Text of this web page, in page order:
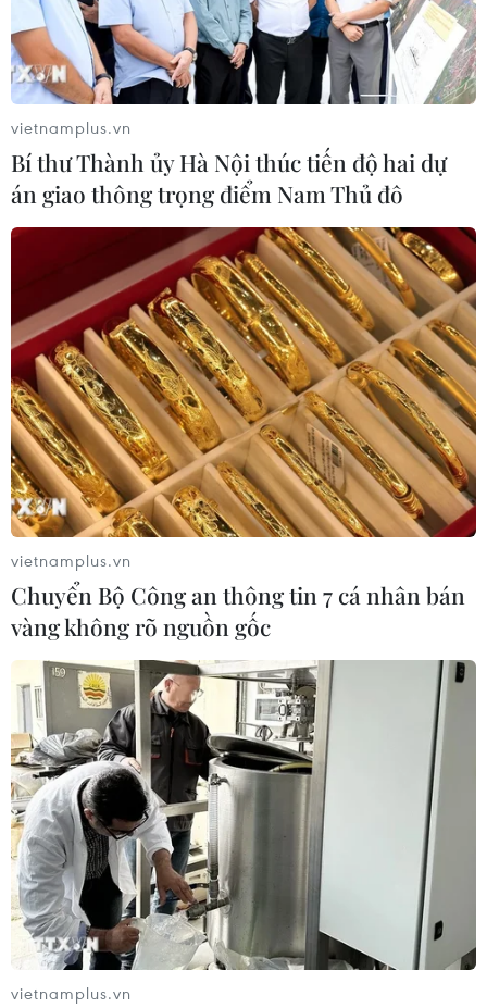
vietnamplus.vn
Bí thư Thành ủy Hà Nội thúc tiến độ hai dự
án giao thông trọng điểm Nam Thủ đô
vietnamplus.vn
Chuyển Bộ Công an thông tin 7 cá nhân bán
vàng không rõ nguồn gốc
vietnamplus.vn